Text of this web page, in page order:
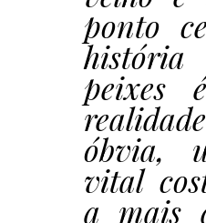
ponto
peixes
óbvia,
vital
a mais